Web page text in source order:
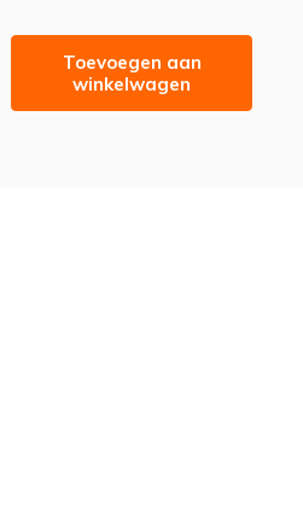
Toevoegen aan
winkelwagen